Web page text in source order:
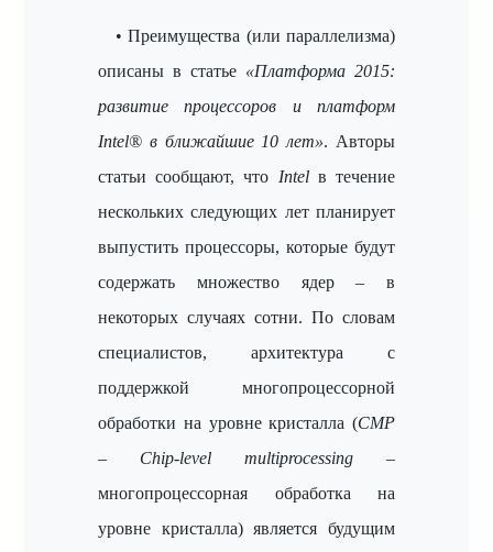
• Преимущества (или параллелизма)
описаны в статье «Платформа 2015:
развитие процессоров и платформ
Intel® в ближайшие 10 лет». Авторы
статьи сообщают, что Intelв течение
нескольких следующих лет планирует
выпустить процессоры, которые будут
содержать множество ядер – в
некоторых случаях сотни. По словам
специалистов, архитектура с
поддержкой многопроцессорной
обработки на уровне кристалла (CMP
– Chip-level multiprocessing –
многопроцессорная обработка на
уровне кристалла) является будущим